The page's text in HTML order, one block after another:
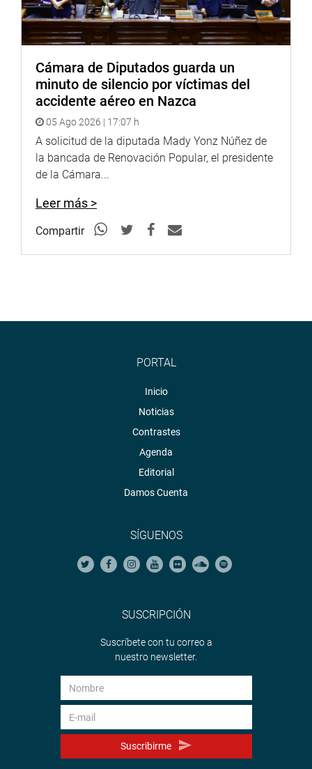
Cámara de Diputados guarda un
minuto de silencio por víctimas del
accidente aéreo en Nazca
05 Ago 2026 | 17:07 h
A solicitud de la diputada Mady Yonz Núñez de
la bancada de Renovación Popular, el presidente
de la Cámara...
Leer más >
Compartir
PORTAL
Inicio
Noticias
Contrastes
Agenda
Editorial
Damos Cuenta
SÍGUENOS
SUSCRIPCIÓN
Suscríbete con tu correo a
nuestro newsletter.
Suscribirme